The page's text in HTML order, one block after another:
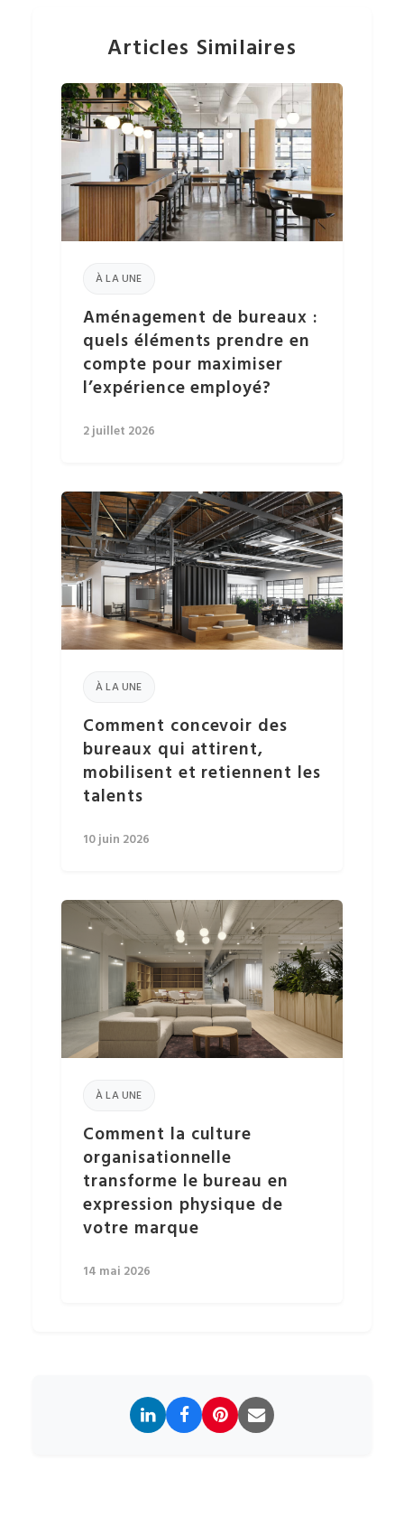
intégrée réduisent les retards à la source. Nous
livrons clé en main: vos équipes s’installent dès le
lendemain.
Articles Similaires
À LA UNE
Aménagement de bureaux :
quels éléments prendre en
compte pour maximiser
l’expérience employé?
2 juillet 2026
À LA UNE
Comment concevoir des
bureaux qui attirent,
mobilisent et retiennent les
talents
10 juin 2026
À LA UNE
Comment la culture
organisationnelle
transforme le bureau en
expression physique de
votre marque
14 mai 2026